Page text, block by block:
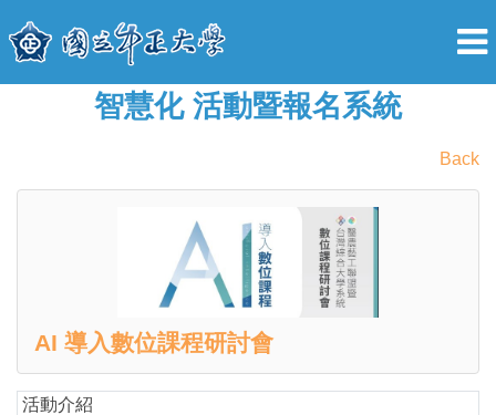
智慧化 活動暨報名系統
Back
AI 導入數位課程研討會
活動介紹